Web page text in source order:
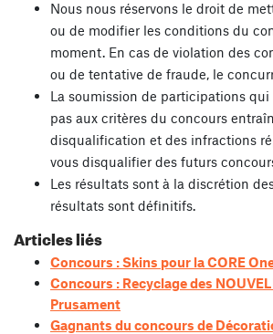
Nous nous réservons le droit de
ou de modifier les conditions du
moment. En cas de violation des
ou de tentative de fraude, le
La soumission de participations
pas aux critères du concours
disqualification et des infractions
vous disqualifier des futurs
Les résultats sont à la discrétion
résultats sont définitifs.
Articles liés
Concours : Skins pour la CORE
Concours : Recyclage des
Prusament
Gagnants du concours de